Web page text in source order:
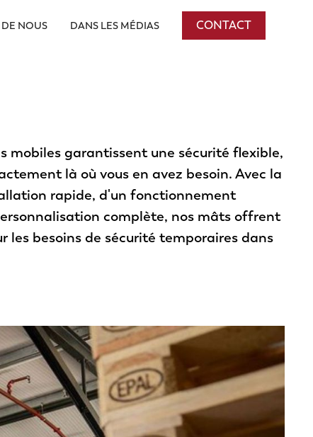
NOUS DANS LES MÉDIAS CONTACT
mobiles garantissent une sécurité flexible,
là où vous en avez besoin. Avec la
rapide, d'un fonctionnement
complète, nos mâts offrent
les besoins de sécurité temporaires dans